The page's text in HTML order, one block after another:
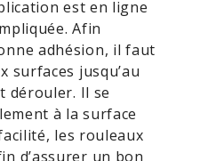
est en ligne
Afin
adhésion, il faut
surfaces jusqu’au
dérouler. Il se
à la surface
les rouleaux
d’assurer un bon